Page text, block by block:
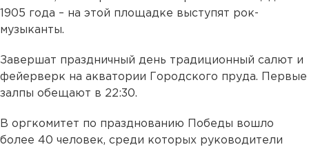
1905 года – на этой площадке выступят рок-
музыканты.
Завершат праздничный день традиционный салют и
фейерверк на акватории Городского пруда. Первые
залпы обещают в 22:30.
В оргкомитет по празднованию Победы вошло
более 40 человек, среди которых руководители